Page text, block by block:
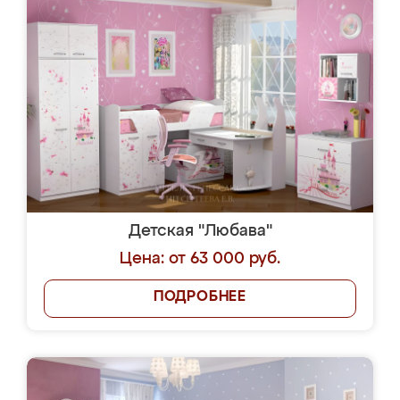
Детская "Любава"
Цена: от 63 000 руб.
ПОДРОБНЕЕ